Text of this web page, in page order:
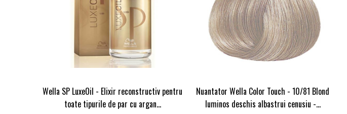
Wella SP LuxeOil - Elixir reconstructiv pentru
toate tipurile de par cu argan...
Nuantator Wella Color Touch - 10/81 Blond
luminos deschis albastrui cenusiu -...